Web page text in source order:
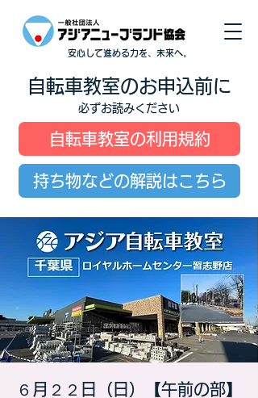
安心して進める力を、未来へ。
自転車教室のお申込前に
必ずお読みください
自転車教室の利用規約
持ち物などの解説はこちら
６月２２日（日）【午前の部】